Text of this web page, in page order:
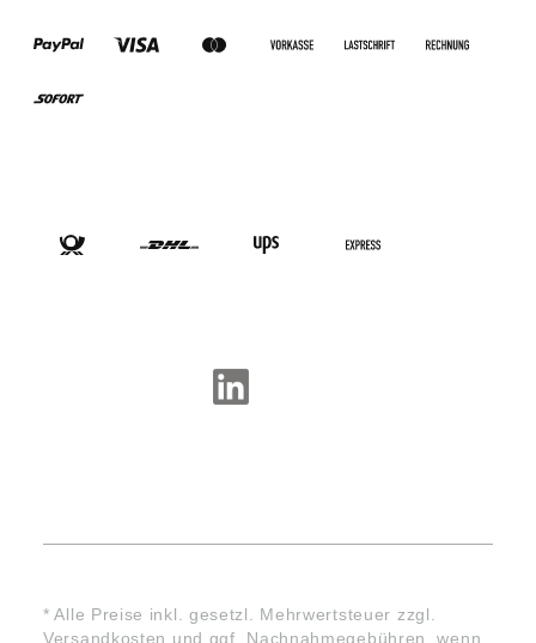
* Alle Preise inkl. gesetzl. Mehrwertsteuer zzgl.
Versandkosten und ggf. Nachnahmegebühren, wenn